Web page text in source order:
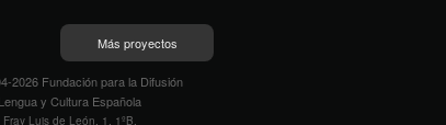
Más proyectos
2026 Fundación para la Difusión
y Cultura Española
Fray Luis de León, 1, 1ºB,